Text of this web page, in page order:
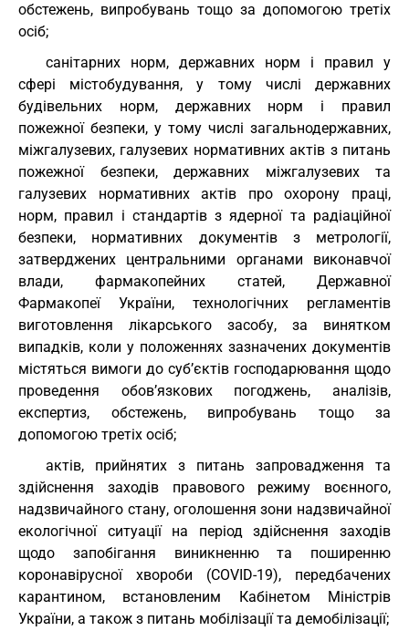
обстежень, випробувань тощо за допомогою третіх
осіб;
санітарних норм, державних норм і правил у
сфері містобудування, у тому числі державних
будівельних норм, державних норм і правил
пожежної безпеки, у тому числі загальнодержавних,
міжгалузевих, галузевих нормативних актів з питань
пожежної безпеки, державних міжгалузевих та
галузевих нормативних актів про охорону праці,
норм, правил і стандартів з ядерної та радіаційної
безпеки, нормативних документів з метрології,
затверджених центральними органами виконавчої
влади, фармакопейних статей, Державної
Фармакопеї України, технологічних регламентів
виготовлення лікарського засобу, за винятком
випадків, коли у положеннях зазначених документів
містяться вимоги до суб’єктів господарювання щодо
проведення обов’язкових погоджень, аналізів,
експертиз, обстежень, випробувань тощо за
допомогою третіх осіб;
актів, прийнятих з питань запровадження та
здійснення заходів правового режиму воєнного,
надзвичайного стану, оголошення зони надзвичайної
екологічної ситуації на період здійснення заходів
щодо запобігання виникненню та поширенню
коронавірусної хвороби (COVID-19), передбачених
карантином, встановленим Кабінетом Міністрів
України, а також з питань мобілізації та демобілізації;